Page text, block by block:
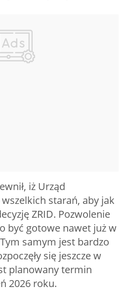
iż Urząd
starań, aby jak
ZRID. Pozwolenie
być gotowe nawet już w
samym jest bardzo
się jeszcze w
planowany termin
2026 roku.